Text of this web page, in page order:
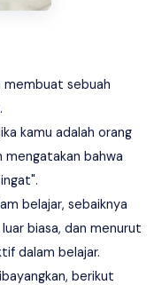
membuat sebuah
kamu adalah orang
mengatakan bahwa
belajar, sebaiknya
biasa, dan menurut
dalam belajar.
berikut